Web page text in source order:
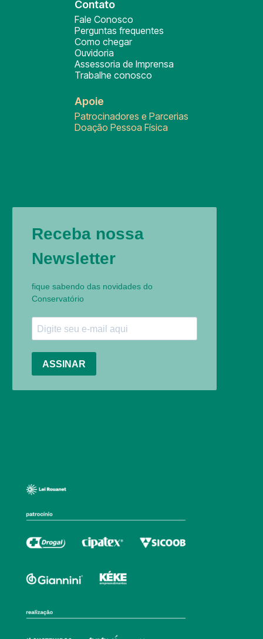
Contato
Fale Conosco
Perguntas frequentes
Como chegar
Ouvidoria
Assessoria de Imprensa
Trabalhe conosco
Apoie
Patrocinadores e Parcerias
Doação Pessoa Física